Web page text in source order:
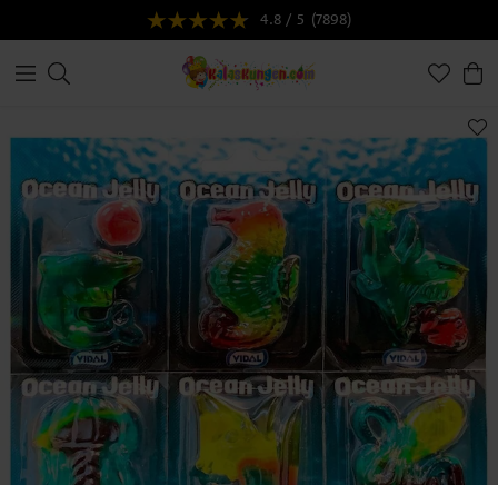
4.8 / 5 (7898)